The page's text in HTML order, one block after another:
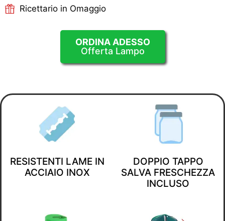
Ricettario in Omaggio
ORDINA ADESSO
Offerta Lampo
RESISTENTI LAME IN
ACCIAIO INOX
DOPPIO TAPPO
SALVA FRESCHEZZA
INCLUSO